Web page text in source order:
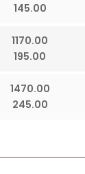
145.00
1170.00
195.00
1470.00
245.00